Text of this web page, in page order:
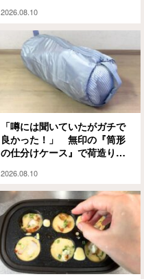
2026.08.10
「噂には聞いていたがガチで
良かった！」 無印の『筒形
の仕分けケース』で荷造りの
2026.08.10